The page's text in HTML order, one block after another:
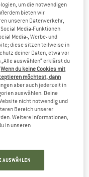
Öffnet sich in
um die notwendigen
bieten wir
unseren Datenverkehr,
Media-Funktionen
Media-, Werbe- und
diese sitzen teilweise in
deiner Daten, etwa vor
auswählen“ erklärst du
Wenn du keine Cookies mit
möchtest, dann
aber auch jederzeit in
auswählen. Deine
nicht notwendig und
Bereich unserer
Weitere Informationen,
in unseren
AUSWÄHLEN